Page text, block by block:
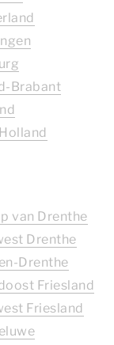
Brabant
van Drenthe
Drenthe
Drenthe
Friesland
Friesland